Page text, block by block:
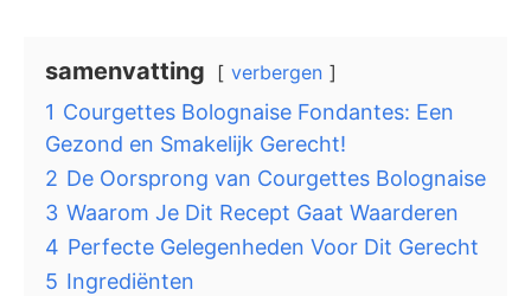
samenvatting verbergen
1 Courgettes Bolognaise Fondantes: Een
Gezond en Smakelijk Gerecht!
2 De Oorsprong van Courgettes Bolognaise
3 Waarom Je Dit Recept Gaat Waarderen
4 Perfecte Gelegenheden Voor Dit Gerecht
5 Ingrediënten